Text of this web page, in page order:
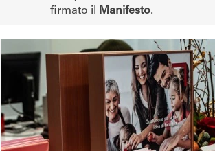
firmato il
Manifesto.